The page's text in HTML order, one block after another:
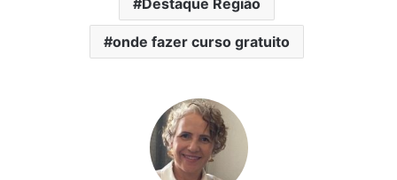
Destaque Região
onde fazer curso gratuito